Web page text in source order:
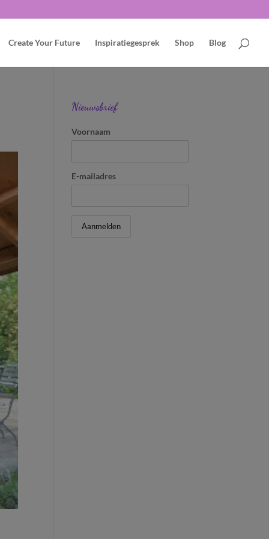
Create Your Future Inspiratiegesprek Shop Blog
Nieuwsbrief
Voornaam
E-mailadres